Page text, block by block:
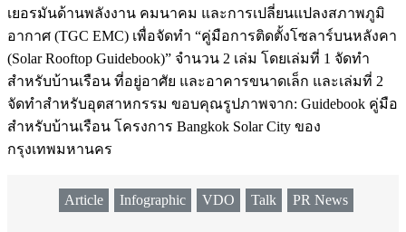
เยอรมันด้านพลังงาน คมนาคม และการเปลี่ยนแปลงสภาพภูมิ
อากาศ (TGC EMC) เพื่อจัดทำ “คู่มือการติดตั้งโซลาร์บนหลังคา
(Solar Rooftop Guidebook)” จำนวน 2 เล่ม โดยเล่มที่ 1 จัดทำ
สำหรับบ้านเรือน ที่อยู่อาศัย และอาคารขนาดเล็ก และเล่มที่ 2
จัดทำสำหรับอุตสาหกรรม ขอบคุณรูปภาพจาก: Guidebook คู่มือ
สำหรับบ้านเรือน โครงการ Bangkok Solar City ของ
กรุงเทพมหานคร
Article Infographic VDO Talk PR News